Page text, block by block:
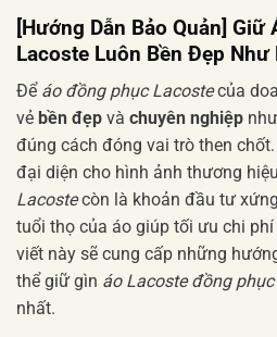
[Hướng Dẫn Bảo Quản]
Lacoste Luôn Bền Đẹp Như
Để áo đồng phục Lacostecủa
vẻ bền đẹp và chuyên nghiệp
đúng cách đóng vai trò then
đại diện cho hình ảnh thương
Lacostecòn là khoản đầu tư
tuổi thọ của áo giúp tối ưu chi
viết này sẽ cung cấp những
thể giữ gìn áo Lacoste đồng phục
nhất.